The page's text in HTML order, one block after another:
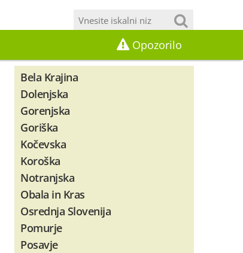
Opozorilo
Bela Krajina
Dolenjska
Gorenjska
Goriška
Kočevska
Koroška
Notranjska
Obala in Kras
Osrednja Slovenija
Pomurje
Posavje